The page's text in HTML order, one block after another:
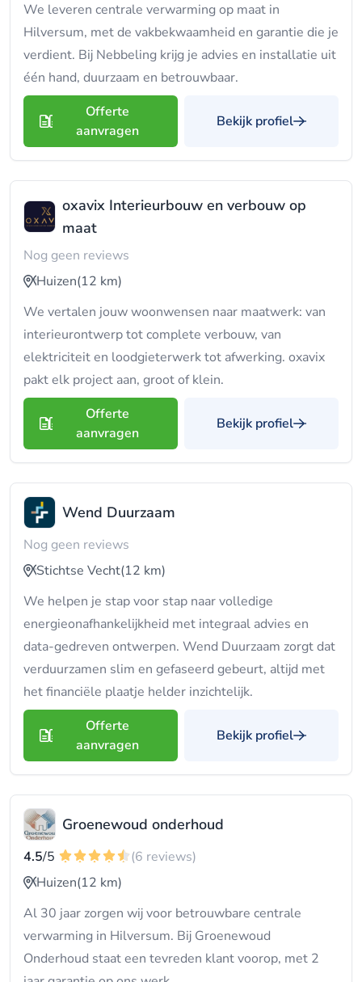
We leveren centrale verwarming op maat in
Hilversum, met de vakbekwaamheid en garantie die je
verdient. Bij Nebbeling krijg je advies en installatie uit
één hand, duurzaam en betrouwbaar.
Offerte
aanvragen
Bekijk profiel
oxavix Interieurbouw en verbouw op
maat
Nog geen reviews
Huizen(12 km)
We vertalen jouw woonwensen naar maatwerk: van
interieurontwerp tot complete verbouw, van
elektriciteit en loodgieterwerk tot afwerking. oxavix
pakt elk project aan, groot of klein.
Offerte
aanvragen
Bekijk profiel
Wend Duurzaam
Nog geen reviews
Stichtse Vecht(12 km)
We helpen je stap voor stap naar volledige
energieonafhankelijkheid met integraal advies en
data-gedreven ontwerpen. Wend Duurzaam zorgt dat
verduurzamen slim en gefaseerd gebeurt, altijd met
het financiële plaatje helder inzichtelijk.
Offerte
aanvragen
Bekijk profiel
Groenewoud onderhoud
4.5/5
(6 reviews)
Huizen(12 km)
Al 30 jaar zorgen wij voor betrouwbare centrale
verwarming in Hilversum. Bij Groenewoud
Onderhoud staat een tevreden klant voorop, met 2